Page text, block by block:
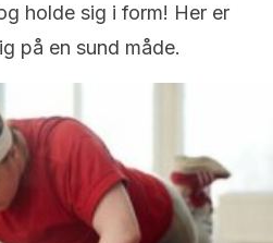
holde sig i form! Her er
på en sund måde.